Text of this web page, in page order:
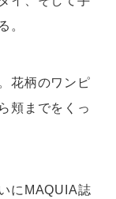
。
花柄のワンピ
頬までをくっ
にMAQUIA誌